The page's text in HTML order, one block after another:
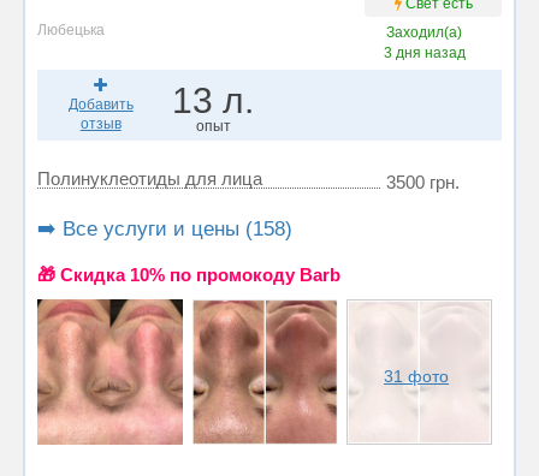
Любецька
Заходил(а)
3 дня назад
Добавить
отзыв
13 л.
опыт
Полинуклеотиды для лица 3500 грн.
➡️ Все услуги и цены (158)
🎁 Cкидка 10% по промокоду Barb
31 фото